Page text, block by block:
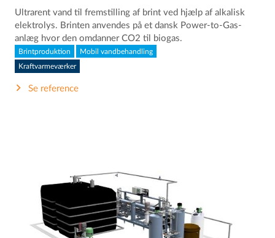
Ultrarent vand til fremstilling af brint ved hjælp af alkalisk
elektrolys. Brinten anvendes på et dansk Power-to-Gas-
anlæg hvor den omdanner CO2 til biogas.
Brintproduktion Mobil vandbehandling
Kraftvarmeværker
Se reference